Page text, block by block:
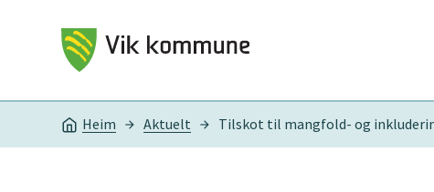
Vik kommune
Du er her:
Heim Aktuelt Tilskot til mangfold- og